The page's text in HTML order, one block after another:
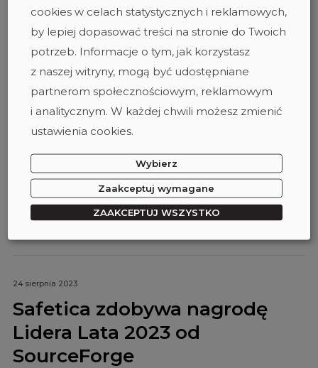
dokładna” - Case Study -
Bank Spółdzielczy w Mszanie
Dolnej
Bank Spółdzielczy w Mszanie Dolnej stale wprowadza nowe
efektywność operacyjną, ale również w maksymalny sposób
zagwarantować bezpieczeństwo organizacji. Jedną
wdrożenie narzędzia DLP, które ma na celu jeszcze lepiej
zabezpieczyć wrażliwe dane klientów, takie jak np. imiona
i nazwiska, numery PESEL czy numery kont.
CASE STUDY #DATA LOSS PROTECTION #DLP SAFETICA
24 sierpnia 2023
Safetica zdobywa nagrodę
Lidera Lata 2023 od
SourceForge
cookies w celach statystycznych i reklamowych,
by lepiej dopasować treści na stronie do Twoich
potrzeb. Informacje o tym, jak korzystasz
z naszej witryny, mogą być udostępniane
partnerom społecznościowym, reklamowym
i analitycznym. W każdej chwili możesz zmienić
ustawienia cookies.
Wybierz
Zaakceptuj wymagane
ZAAKCEPTUJ WSZYSTKO